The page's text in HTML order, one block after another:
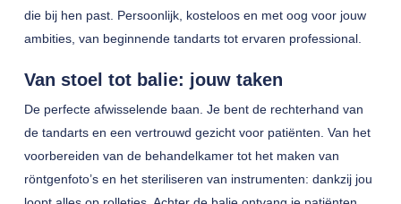
die bij hen past. Persoonlijk, kosteloos en met oog voor jouw
ambities, van beginnende tandarts tot ervaren professional.
Van stoel tot balie: jouw taken
De perfecte afwisselende baan. Je bent de rechterhand van
de tandarts en een vertrouwd gezicht voor patiënten. Van het
voorbereiden van de behandelkamer tot het maken van
röntgenfoto’s en het steriliseren van instrumenten: dankzij jou